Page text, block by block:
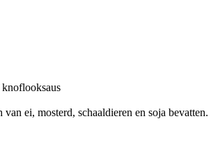
van ei, mosterd, schaaldieren en soja bevatten.